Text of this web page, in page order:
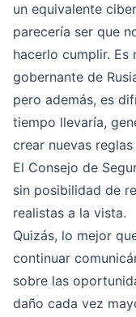
un equivalente
parecería ser que
hacerlo cumplir.
gobernante de
pero además, es
tiempo llevaría,
crear nuevas
El Consejo de
sin posibilidad de
realistas a la vista.
Quizás, lo mejor
continuar
sobre las
daño cada vez